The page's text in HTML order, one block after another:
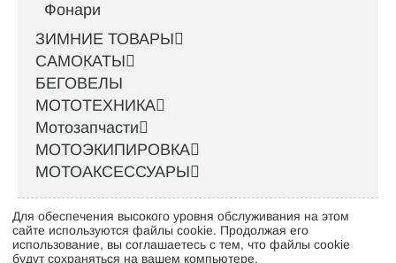
Фонари
ЗИМНИЕ ТОВАРЫ
САМОКАТЫ
БЕГОВЕЛЫ
МОТОТЕХНИКА
Мотозапчасти
МОТОЭКИПИРОВКА
МОТОАКСЕССУАРЫ
Интернет-магазин велосипедов VELO52.RU
Для обеспечения высокого уровня обслуживания на этом
сайте используются файлы cookie. Продолжая его
использование, вы соглашаетесь с тем, что файлы cookie
будут сохраняться на вашем компьютере.